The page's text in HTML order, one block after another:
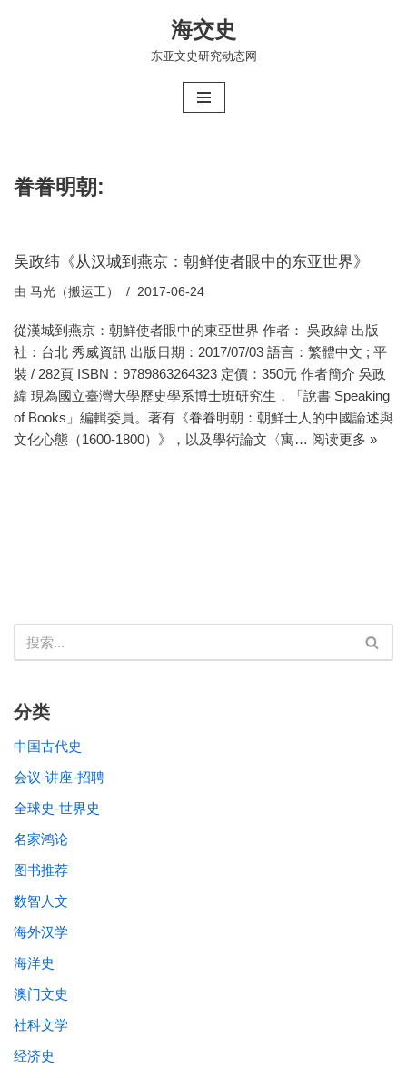
海交史
东亚文史研究动态网
眷眷明朝:
吴政纬《从汉城到燕京：朝鲜使者眼中的东亚世界》
由 马光（搬运工） 2017-06-24
從漢城到燕京：朝鮮使者眼中的東亞世界 作者： 吳政緯 出版
社：台北 秀威資訊 出版日期：2017/07/03 語言：繁體中文 ; 平
裝 / 282頁 ISBN：9789863264323 定價：350元 作者簡介 吳政
緯 現為國立臺灣大學歷史學系博士班研究生，「說書 Speaking
of Books」編輯委員。著有《眷眷明朝：朝鮮士人的中國論述與
文化心態（1600-1800）》，以及學術論文〈寓… 阅读更多 »
分类
中国古代史
会议-讲座-招聘
全球史-世界史
名家鸿论
图书推荐
数智人文
海外汉学
海洋史
澳门文史
社科文学
经济史